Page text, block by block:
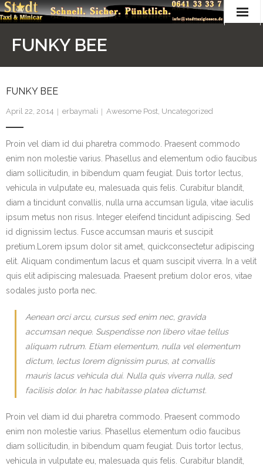
Kontakt
Fuhrpark
Impressum
Datenschutzerklärung
FUNKY BEE
FUNKY BEE
April 22, 2014 erbaymali Awesome Post, Uncategorized
Proin vel diam id dui pharetra commodo. Praesent commodo
enim non molestie varius. Phasellus and elementum odio faucibus
diam sollicitudin, in bibendum quam feugiat. Duis tortor lectus,
vehicula in vulputate eu, malesuada quis felis. Curabitur blandit,
diam a tincidunt convallis, nulla urna accumsan ligula, vitae iaculis
ipsum metus non risus. Integer eleifend tincidunt adipiscing. Sed
id dignissim lectus. Fusce accumsan mauris et suscipit
pretium.Lorem ipsum dolor sit amet, quickconsectetur adipiscing
elit. Aliquam condimentum lacus et quam suscipit viverra. In a velit
quis elit adipiscing malesuada. Praesent pretium dolor eros, vitae
sodales justo porta nec.
Aenean orci arcu, cursus sed enim nec, gravida
accumsan neque. Suspendisse non libero vitae tellus
aliquam rutrum. Etiam elementum, nulla vel elementum
dictum, lectus lorem dignissim purus, at convallis
mauris lacus vehicula dui. Nulla quis viverra nulla, sed
facilisis dolor. In hac habitasse platea dictumst.
Proin vel diam id dui pharetra commodo. Praesent commodo
enim non molestie varius. Phasellus elementum odio faucibus
diam sollicitudin, in bibendum quam feugiat. Duis tortor lectus,
vehicula in vulputate eu, malesuada quis felis. Curabitur blandit,